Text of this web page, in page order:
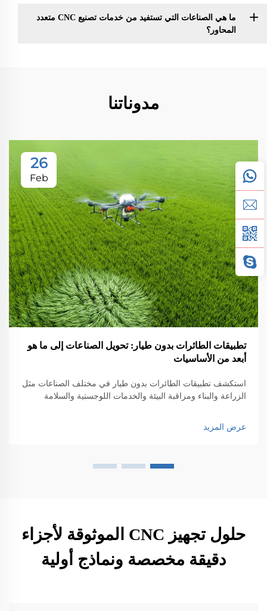
ما هي الصناعات التي تستفيد من خدمات تصنيع CNC متعدد
المحاور؟
مدوناتنا
26
Feb
تطبيقات الطائرات بدون طيار: تحويل الصناعات إلى ما هو
أبعد من الأساسيات
استكشف تطبيقات الطائرات بدون طيار في مختلف الصناعات مثل
الزراعة والبناء ومراقبة البيئة والخدمات اللوجستية والسلامة
عرض المزيد
حلول تجهيز CNC الموثوقة لأجزاء
دقيقة مخصصة ونماذج أولية